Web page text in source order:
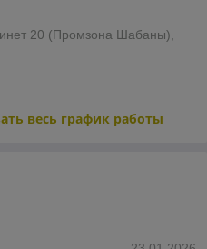
20 (Промзона Шабаны),
весь график работы